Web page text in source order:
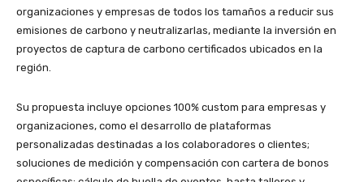
organizaciones y empresas de todos los tamaños a reducir sus
emisiones de carbono y neutralizarlas, mediante la inversión en
proyectos de captura de carbono certificados ubicados en la
región.
Su propuesta incluye opciones 100% custom para empresas y
organizaciones, como el desarrollo de plataformas
personalizadas destinadas a los colaboradores o clientes;
soluciones de medición y compensación con cartera de bonos